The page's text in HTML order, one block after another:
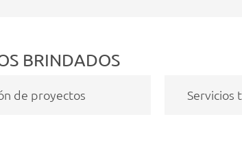
BRINDADOS
Control y seguimiento de servicios